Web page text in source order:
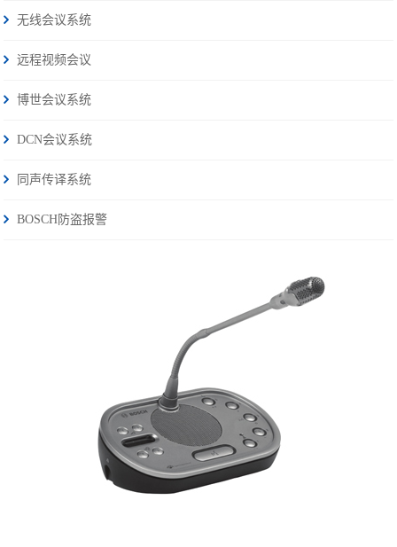
无线会议系统
远程视频会议
博世会议系统
DCN会议系统
同声传译系统
BOSCH防盗报警